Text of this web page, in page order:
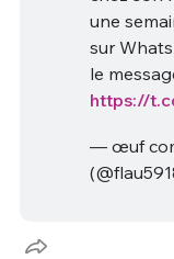
une
sur
le
https://
— œuf